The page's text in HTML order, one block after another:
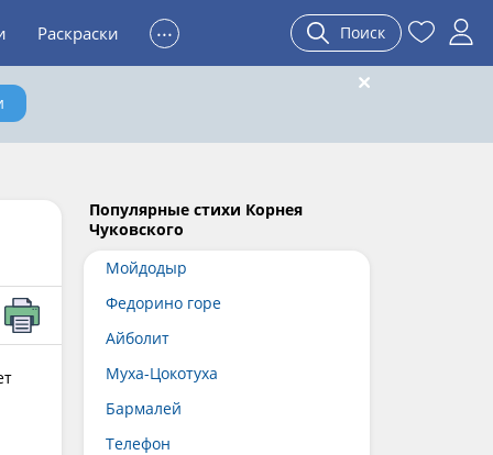
Раскраски ... Поиск
Популярные стихи Корнея
Чуковского
Мойдодыр
Федорино горе
Айболит
Муха-Цокотуха
Бармалей
Телефон